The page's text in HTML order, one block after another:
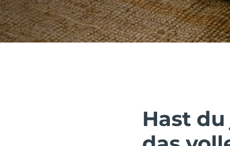
Hast
FAQ™ Dual LED Panel
BELIEBT